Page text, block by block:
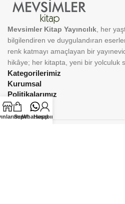
Kategorilerimiz
Kurumsal
Politikalarımız
Mevsimler Kitap Yayıncılık , her
bilgilendiren ve duygulandıran
renk katmayı amaçlayan bir
hikâye; her kitapta, yeni bir yolculuk
SepetWhatsapp
Hesabım